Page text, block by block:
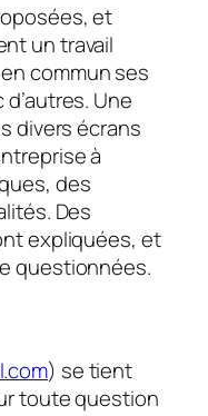
et
un travail
commun ses
Une
divers écrans
à
des
Des
expliquées, et
questionnées.
) se tient
toute question